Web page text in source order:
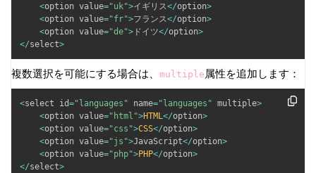
<option value="uk">イギリス</option>
<option value="fr">フランス</option>
<option value="de"> ドイツ</option>
</select>
複数選択を可能にする場合は、 multiple属性を追加します：
<select id="languages" name="languages" multiple>
<option value="html">HTML</option>
<option value="css">CSS</option>
<option value="js">JavaScript</option>
<option value="php">PHP</option>
</select>